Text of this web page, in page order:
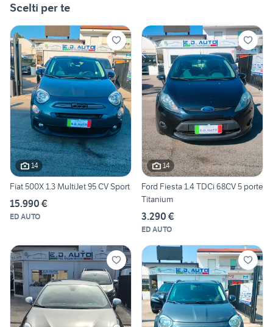
Scelti per te
14
Fiat 500X 1.3 MultiJet 95 CV Sport
15.990 €
ED AUTO
14
Ford Fiesta 1.4 TDCi 68CV 5 porte
Titanium
3.290 €
ED AUTO